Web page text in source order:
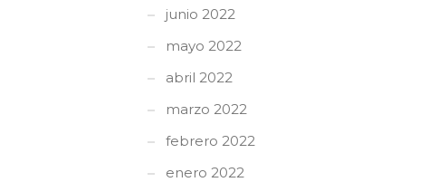
junio 2022
mayo 2022
abril 2022
marzo 2022
febrero 2022
enero 2022